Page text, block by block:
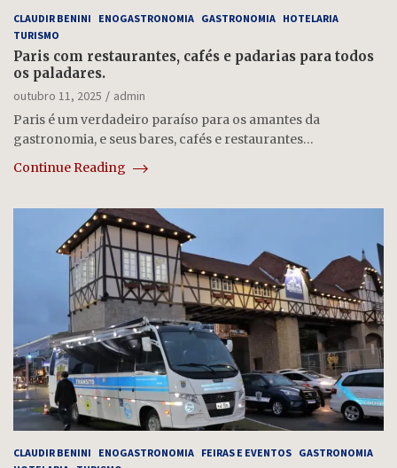
CLAUDIR BENINI ENOGASTRONOMIA GASTRONOMIA HOTELARIA
TURISMO
Paris com restaurantes, cafés e padarias para todos
os paladares.
outubro 11, 2025
admin
Paris é um verdadeiro paraíso para os amantes da
gastronomia, e seus bares, cafés e restaurantes…
Continue Reading
CLAUDIR BENINI ENOGASTRONOMIA FEIRAS E EVENTOS GASTRONOMIA